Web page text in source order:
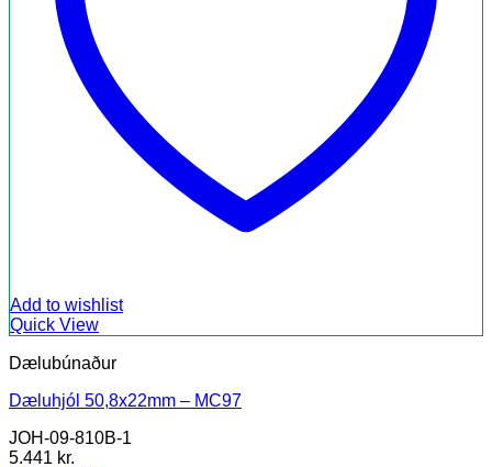
Add to wishlist
Quick View
Dælubúnaður
Dæluhjól 50,8x22mm – MC97
JOH-09-810B-1
5.441 kr.